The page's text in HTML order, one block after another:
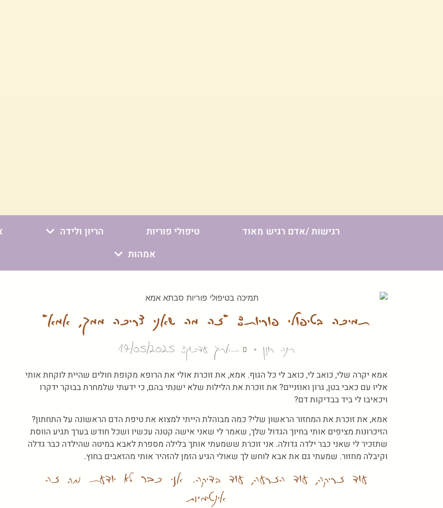
רגישות /אדם רגיש מאוד טיפולי פוריות הריון ולידה
אמהות
תמיכה בטיפולי פוריות: "זה מה שאני צריכה ממך, אמא"
רינה רונן תאריך עדכון: 17/05/2025
אמא יקרה שלי, כואב לי, כואב לי כל הגוף. אמא, את זוכרת אולי את הרופא מקופת חולים שהיית לוקחת אותי
אליו עם כאבי בטן, גרון ואוזניים? את זוכרת את הלילות שלא ישנתי בהם, כי ידעתי שלמחרת בבוקר ידקרו
ויכאיבו לי ביד בבדיקות דם?
אמא, את זוכרת את המחזור הראשון שלי? כמה מבוהלת הייתי למצוא את טיפת הדם הראשונה על התחתון?
הזיכרונות מציפים אותי בחיוך הגדול שלך, שאמר לי שאני אישה קטנה עכשיו ושכל חודש בערך תגיע הווסת
שתזכיר לי שאני כבר ילדה גדולה. אני זוכרת ששמעתי אותך בלילה מספרת לאבא במיטה שהילדה כבר גדלה
וקיבלה מחזור. שמעתי גם את אבא לוחש לך שאולי הגיע הזמן להזהיר אותי מהזאבים בחוץ.
עוד זריקה, עוד הזרעה, עוד בדיקה. אני כבר לא יודעת מה זה
אינטימיות